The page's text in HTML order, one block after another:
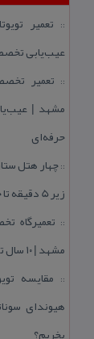
:: تعمیر
عیب‌یابی
:: تعمیر
مشهد |
حرفه‌ای
::چهار هتل‌
زیر 5 دقیقه تا حرم
:: تعمیرگاه
مشهد | ۱۰ سال تجربه و امداد خودرو
:: مقایسه
هیوندای
بخریم؟